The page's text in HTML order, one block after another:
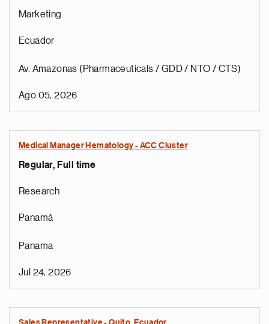
Marketing
Ecuador
Av. Amazonas (Pharmaceuticals / GDD / NTO / CTS)
Ago 05, 2026
Medical Manager Hematology - ACC Cluster
Regular, Full time
Research
Panamá
Panama
Jul 24, 2026